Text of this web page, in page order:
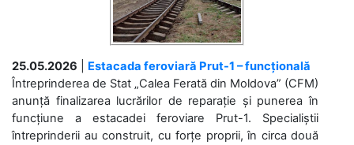
25.05.2026
Estacada feroviară Prut-1 – funcțională
Întreprinderea de Stat „Calea Ferată din Moldova” (CFM)
anunță finalizarea lucrărilor de reparație și punerea în
funcțiune a estacadei feroviare Prut-1. Specialiștii
întreprinderii au construit, cu forțe proprii, în circa două